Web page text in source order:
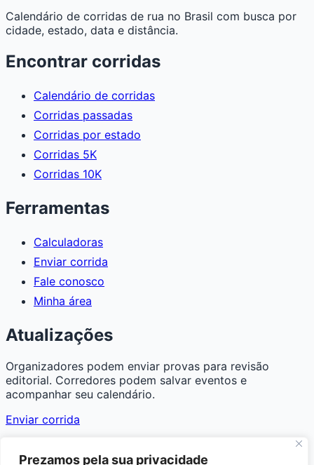
Prezamos pela sua privacidade
Calendário de corridas de rua no Brasil com busca por
cidade, estado, data e distância.
Encontrar corridas
Calendário de corridas
Corridas passadas
Corridas por estado
Corridas 5K
Corridas 10K
Ferramentas
Calculadoras
Enviar corrida
Fale conosco
Minha área
Atualizações
Organizadores podem enviar provas para revisão
editorial. Corredores podem salvar eventos e
acompanhar seu calendário.
Enviar corrida